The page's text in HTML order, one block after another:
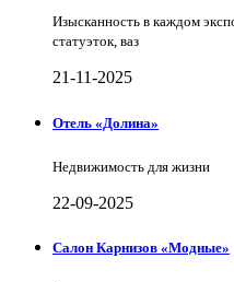
Изысканность в каждом
статуэток, ваз
21-11-2025
Отель «Долина»
Недвижимость для жизни
22-09-2025
Салон Карнизов «Модные»